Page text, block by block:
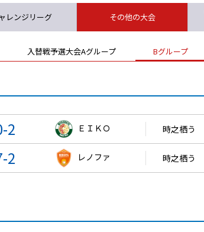
レンジリーグ その他の大会
入替戦予選大会Aグループ Bグループ
2 ＥＩＫＯ 時之栖う
2 レノファ 時之栖う